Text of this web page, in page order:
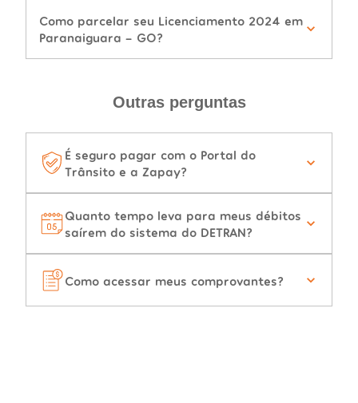
Como parcelar seu Licenciamento 2024 em
Paranaiguara - GO?
Outras perguntas
É seguro pagar com o Portal do
Trânsito e a Zapay?
Quanto tempo leva para meus débitos
saírem do sistema do DETRAN?
Como acessar meus comprovantes?